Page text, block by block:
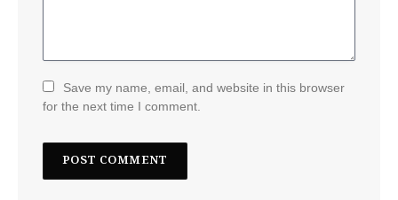
Save my name, email, and website in this browser
for the next time I comment.